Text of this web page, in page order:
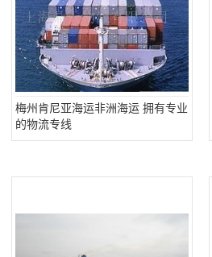
梅州肯尼亚海运非洲海运 拥有专业
的物流专线